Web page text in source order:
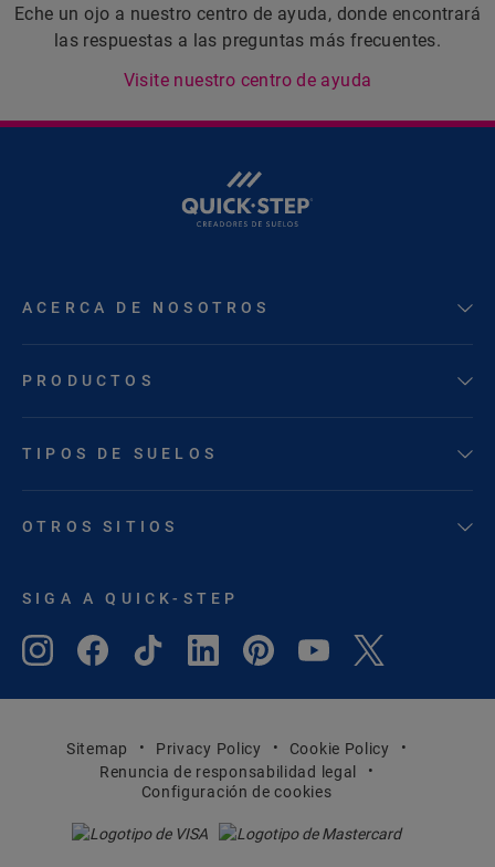
Eche un ojo a nuestro centro de ayuda, donde encontrará
las respuestas a las preguntas más frecuentes.
Visite nuestro centro de ayuda
ACERCA DE NOSOTROS
PRODUCTOS
TIPOS DE SUELOS
OTROS SITIOS
SIGA A QUICK-STEP
Sitemap Privacy Policy
Cookie Policy
Renuncia de responsabilidad legal
Configuración de cookies